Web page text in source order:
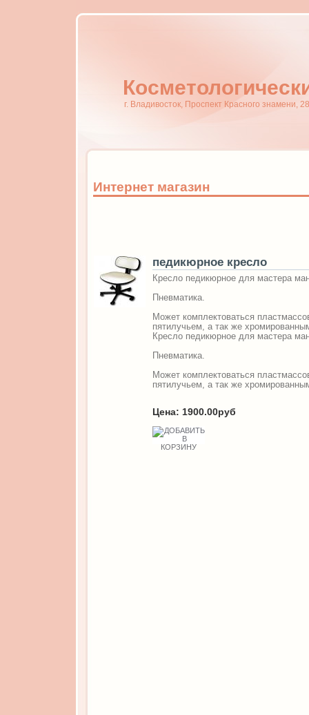
г. Владивосток, Проспект Красного знамени,
Интернет магазин
педикюрное кресло
Кресло педикюрное для мастера
Пневматика.
Может комплектоваться
пятилучьем, а так же
Кресло педикюрное для мастера
Пневматика.
Может комплектоваться
пятилучьем, а так же
Цена: 1900.00руб